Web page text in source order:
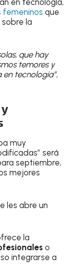
en tecnología,
femeninos que
la
que hay
temores y
en tecnología”,
muy
será
septiembre,
mejores
les abre un
la
o
integrarse a